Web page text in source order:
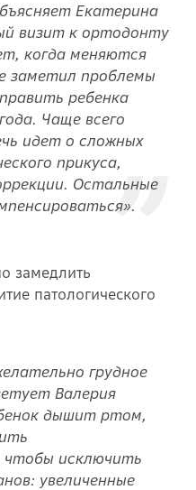
Екатерина
визит к ортодонту
когда меняются
заметил проблемы
ребенка
Чаще всего
идет о сложных
прикуса,
Остальные
замедлить
патологического
грудное
Валерия
дышит ртом,
чтобы исключить
увеличенные